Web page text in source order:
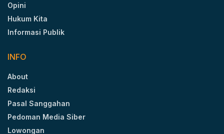
Opini
Hukum Kita
Informasi Publik
INFO
About
Redaksi
Pasal Sanggahan
Pedoman Media Siber
Lowongan